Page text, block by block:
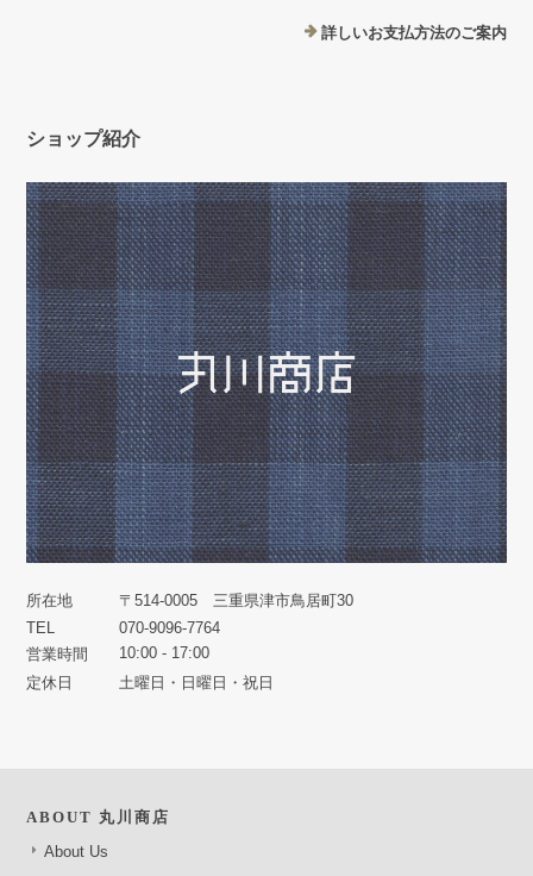
詳しいお支払方法のご案内
ショップ紹介
所在地
〒514-0005 三重県津市鳥居町30
TEL
070-9096-7764
営業時間
10:00 - 17:00
定休日
土曜日・日曜日・祝日
ABOUT 丸川商店
About Us